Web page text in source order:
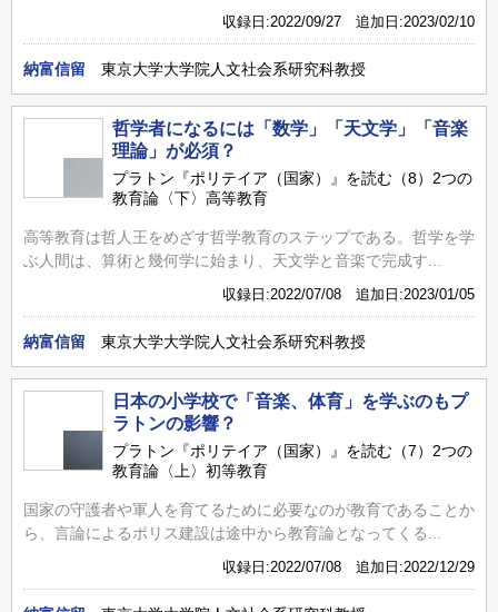
収録日:2022/09/27 追加日:2023/02/10
納富信留 東京大学大学院人文社会系研究科教授
哲学者になるには「数学」「天文学」「音楽
理論」が必須？
プラトン『ポリテイア（国家）』を読む（8）2つの
教育論〈下〉高等教育
高等教育は哲人王をめざす哲学教育のステップである。哲学を学
ぶ人間は、算術と幾何学に始まり、天文学と音楽で完成す...
収録日:2022/07/08 追加日:2023/01/05
納富信留 東京大学大学院人文社会系研究科教授
日本の小学校で「音楽、体育」を学ぶのもプ
ラトンの影響？
プラトン『ポリテイア（国家）』を読む（7）2つの
教育論〈上〉初等教育
国家の守護者や軍人を育てるために必要なのが教育であることか
ら、言論によるポリス建設は途中から教育論となってくる...
収録日:2022/07/08 追加日:2022/12/29